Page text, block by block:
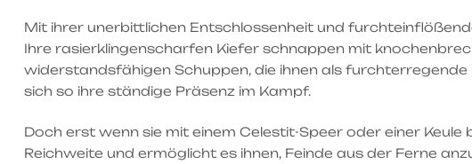
Mit ihrer unerbittlichen Entschlossenheit und
Ihre rasierklingenscharfen Kiefer schnappen mit
widerstandsfähigen Schuppen, die ihnen als furchterregende
sich so ihre ständige Präsenz im Kampf.
Doch erst wenn sie mit einem Celestit-Speer oder einer
Reichweite und ermöglicht es ihnen, Feinde aus der Ferne